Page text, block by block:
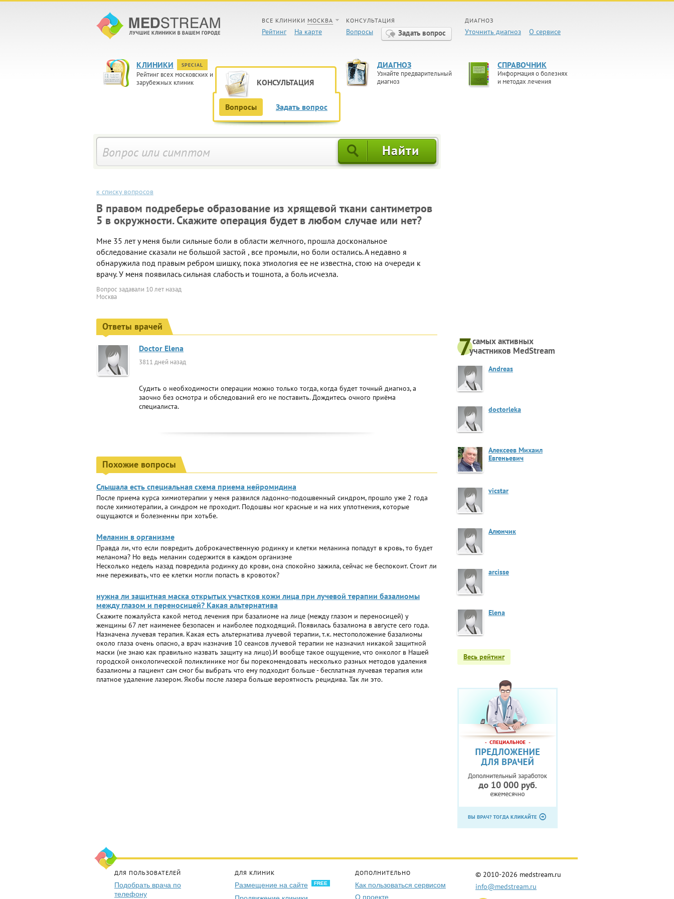
ВСЕ КЛИНИКИ МОСКВА
Рейтинг На карте
КОНСУЛЬТАЦИЯ
Вопросы Задать вопрос
ДИАГНОЗ
Уточнить диагноз О сервисе
КЛИНИКИ SPECIAL
Рейтинг всех московских и
зарубежных клиник
КОНСУЛЬТАЦИЯ
ДИАГНОЗ
Узнайте предварительный
диагноз
СПРАВОЧНИК
Информация о болезнях
и методах лечения
Вопросы Задать вопрос
к списку вопросов
В правом подреберье образование из хрящевой ткани сантиметров
5 в окружности. Скажите операция будет в любом случае или нет?
Мне 35 лет у меня были сильные боли в области желчного, прошла доскональное
обследование сказали не большой застой , все промыли, но боли остались. А недавно я
обнаружила под правым ребром шишку, пока этиология ее не известна, стою на очереди к
врачу. У меня появилась сильная слабость и тошнота, а боль исчезла.
Вопрос задавали 10 лет назад
Москва
Ответы врачей
Doctor Elena
3811 дней назад
Судить о необходимости операции можно только тогда, когда будет точный диагноз, а
заочно без осмотра и обследований его не поставить. Дождитесь очного приёма
специалиста.
Похожие вопросы
Слышала есть специальная схема приема нейромидина
После приема курса химиотерапии у меня развился ладонно-подошвенный синдром, прошло уже 2 года
после химиотерапии, а синдром не проходит. Подошвы ног красные и на них уплотнения, которые
ощущаются и болезненны при хотьбе.
Меланин в организме
Правда ли, что если повредить доброкачественную родинку и клетки меланина попадут в кровь, то будет
меланома? Но ведь меланин содержится в каждом организме
Несколько недель назад повредила родинку до крови, она спокойно зажила, сейчас не беспокоит. Стоит ли
мне переживать, что ее клетки могли попасть в кровоток?
нужна ли защитная маска открытых участков кожи лица при лучевой терапии базалиомы
между глазом и переносицей? Какая альтернатива
Скажите пожалуйста какой метод лечения при базалиоме на лице (между глазом и переносицей) у
женщины 67 лет наименее безопасен и наиболее подходящий. Появилась базалиома в августе сего года.
Назначена лучевая терапия. Какая есть альтернатива лучевой терапии, т.к. местоположение базалиомы
около глаза очень опасно, а врач назначив 10 сеансов лучевой терапии не назначил никакой защитной
маски (не знаю как правильно назвать защиту на лицо).И вообще такое ощущение, что онколог в Нашей
городской онкологической поликлинике мог бы порекомендовать несколько разных методов удаления
базалиомы а пациент сам смог бы выбрать что ему подходит больше - бесплатная лучевая терапия или
платное удаление лазером. Якобы после лазера больше вероятность рецидива. Так ли это.
самых активныx
участников MedStream
Andreas
doctorleka
Алексеев Михаил
Евгеньевич
vicstar
Алюнчик
arcisse
Elena
Весь рейтинг
ДЛЯ ПОЛЬЗОВАТЕЛЕЙ
Подобрать врача по
телефону
ДЛЯ КЛИНИК
Размещение на сайте FREE
ДОПОЛНИТЕЛЬНО
Как пользоваться сервисом
О проекте
© 2010-2026 medstream.ru
info@medstream.ru